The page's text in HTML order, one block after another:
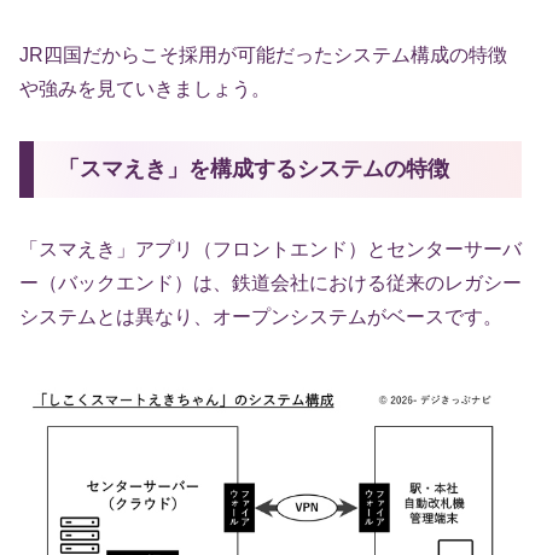
JR四国だからこそ採用が可能だったシステム構成の特徴
や強みを見ていきましょう。
「スマえき」を構成するシステムの特徴
「スマえき」アプリ（フロントエンド）とセンターサーバ
ー（バックエンド）は、鉄道会社における従来のレガシー
システムとは異なり、オープンシステムがベースです。